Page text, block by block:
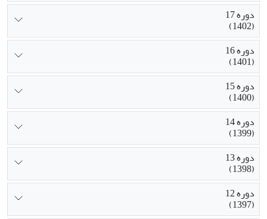
دوره 17
(1402)
دوره 16
(1401)
دوره 15
(1400)
دوره 14
(1399)
دوره 13
(1398)
دوره 12
(1397)